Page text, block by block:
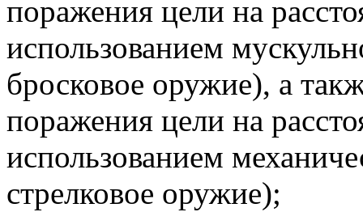
поражения цели на
использованием
бросковое оружие), а
поражения цели на
использованием
стрелковое оружие);